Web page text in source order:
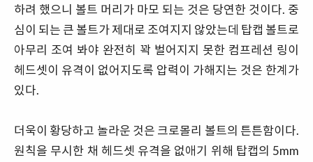
하려 했으니 볼트 머리가 마모 되는 것은 당연한 것이다. 중
심이 되는 큰 볼트가 제대로 조여지지 않았는데 탑캡 볼트로
아무리 조여 봐야 완전히 꽉 벌어지지 못한 컴프레션 링이
헤드셋이 유격이 없어지도록 압력이 가해지는 것은 한계가
있다.
더욱이 황당하고 놀라운 것은 크로몰리 볼트의 튼튼함이다.
원칙을 무시한 채 헤드셋 유격을 없애기 위해 탑캡의 5mm